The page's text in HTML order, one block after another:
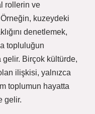
rollerin ve
Örneğin, kuzeydeki
denetlemek,
topluluğun
gelir. Birçok kültürde,
ilişkisi, yalnızca
toplumun hayatta
gelir.